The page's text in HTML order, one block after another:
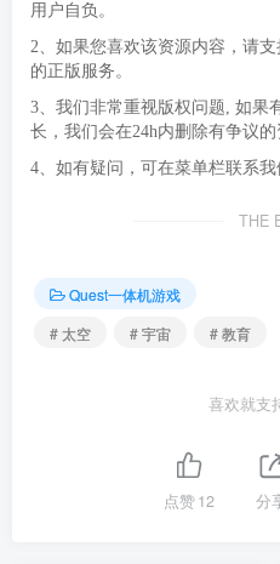
用户自负。
2、如果您喜欢该资源内容，请
的正版服务。
3、我们非常重视版权问题, 如果
长，我们会在24h内删除有争议的
4、如有疑问，可在菜单栏联系我
THE
Quest一体机游戏
# 太空
# 宇宙 # 教育
喜欢就支
点赞12 分